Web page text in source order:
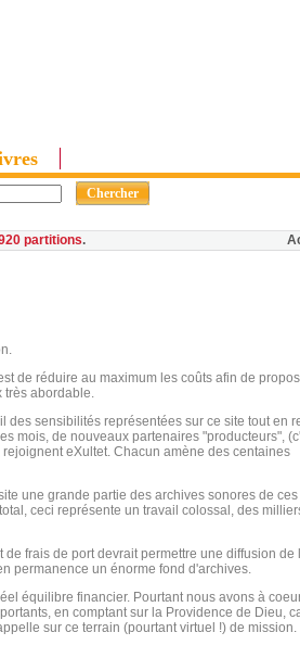
partitions.
de réduire au maximum les coûts afin de
très abordable.
sensibilités représentées sur ce site tout en
mois, de nouveaux partenaires "producteurs",
eXultet. Chacun amène des centaines
une grande partie des archives sonores de
ceci représente un travail colossal, des
frais de port devrait permettre une diffusion de
permanence un énorme fond d'archives.
équilibre financier. Pourtant nous avons à
en comptant sur la Providence de Dieu,
sur ce terrain (pourtant virtuel !) de mission.